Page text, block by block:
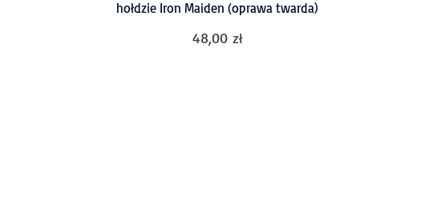
hołdzie Iron Maiden (oprawa twarda)
48,00 zł